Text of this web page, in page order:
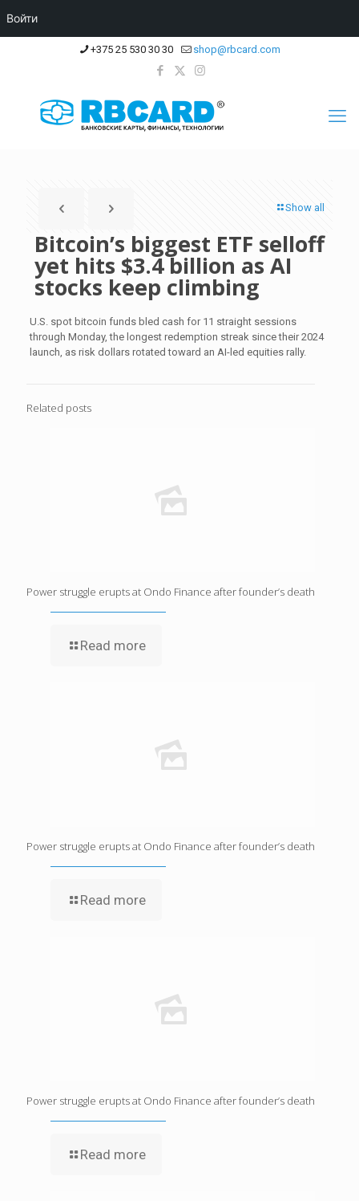
+375 25 530 30 30 shop@rbcard.com
Show all
Bitcoin’s biggest ETF selloff
yet hits $3.4 billion as AI
stocks keep climbing
U.S. spot bitcoin funds bled cash for 11 straight sessions
through Monday, the longest redemption streak since their 2024
launch, as risk dollars rotated toward an AI-led equities rally.
Related posts
Power struggle erupts at Ondo Finance after founder’s death
Read more
Power struggle erupts at Ondo Finance after founder’s death
Read more
Power struggle erupts at Ondo Finance after founder’s death
Read more
Войти